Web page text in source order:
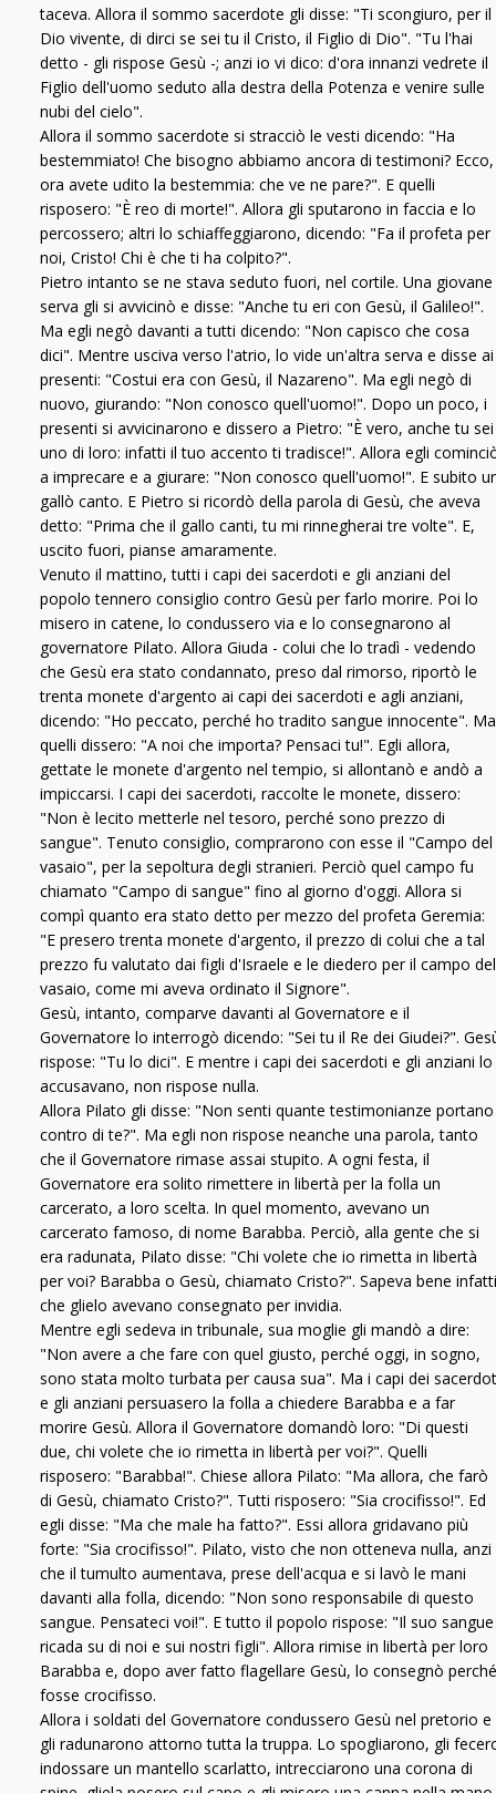
taceva. Allora il sommo sacerdote gli disse: "Ti scongiuro, per il
Dio vivente, di dirci se sei tu il Cristo, il Figlio di Dio". "Tu l'hai
detto - gli rispose Gesù -; anzi io vi dico: d'ora innanzi vedrete il
Figlio dell'uomo seduto alla destra della Potenza e venire sulle
nubi del cielo".
Allora il sommo sacerdote si stracciò le vesti dicendo: "Ha
bestemmiato! Che bisogno abbiamo ancora di testimoni? Ecco,
ora avete udito la bestemmia: che ve ne pare?". E quelli
risposero: "È reo di morte!". Allora gli sputarono in faccia e lo
percossero; altri lo schiaffeggiarono, dicendo: "Fa il profeta per
noi, Cristo! Chi è che ti ha colpito?".
Pietro intanto se ne stava seduto fuori, nel cortile. Una giovane
serva gli si avvicinò e disse: "Anche tu eri con Gesù, il Galileo!".
Ma egli negò davanti a tutti dicendo: "Non capisco che cosa
dici". Mentre usciva verso l'atrio, lo vide un'altra serva e disse ai
presenti: "Costui era con Gesù, il Nazareno". Ma egli negò di
nuovo, giurando: "Non conosco quell'uomo!". Dopo un poco, i
presenti si avvicinarono e dissero a Pietro: "È vero, anche tu sei
uno di loro: infatti il tuo accento ti tradisce!". Allora egli
a imprecare e a giurare: "Non conosco quell'uomo!". E subito
gallò canto. E Pietro si ricordò della parola di Gesù, che aveva
detto: "Prima che il gallo canti, tu mi rinnegherai tre volte". E,
uscito fuori, pianse amaramente.
Venuto il mattino, tutti i capi dei sacerdoti e gli anziani del
popolo tennero consiglio contro Gesù per farlo morire. Poi lo
misero in catene, lo condussero via e lo consegnarono al
governatore Pilato. Allora Giuda - colui che lo tradì - vedendo
che Gesù era stato condannato, preso dal rimorso, riportò le
trenta monete d'argento ai capi dei sacerdoti e agli anziani,
dicendo: "Ho peccato, perché ho tradito sangue innocente". Ma
quelli dissero: "A noi che importa? Pensaci tu!". Egli allora,
gettate le monete d'argento nel tempio, si allontanò e andò a
impiccarsi. I capi dei sacerdoti, raccolte le monete, dissero:
"Non è lecito metterle nel tesoro, perché sono prezzo di
sangue". Tenuto consiglio, comprarono con esse il "Campo del
vasaio", per la sepoltura degli stranieri. Perciò quel campo fu
chiamato "Campo di sangue" fino al giorno d'oggi. Allora si
compì quanto era stato detto per mezzo del profeta Geremia:
"E presero trenta monete d'argento, il prezzo di colui che a tal
prezzo fu valutato dai figli d'Israele e le diedero per il campo del
vasaio, come mi aveva ordinato il Signore".
Gesù, intanto, comparve davanti al Governatore e il
Governatore lo interrogò dicendo: "Sei tu il Re dei Giudei?".
rispose: "Tu lo dici". E mentre i capi dei sacerdoti e gli anziani lo
accusavano, non rispose nulla.
Allora Pilato gli disse: "Non senti quante testimonianze portano
contro di te?". Ma egli non rispose neanche una parola, tanto
che il Governatore rimase assai stupito. A ogni festa, il
Governatore era solito rimettere in libertà per la folla un
carcerato, a loro scelta. In quel momento, avevano un
carcerato famoso, di nome Barabba. Perciò, alla gente che si
era radunata, Pilato disse: "Chi volete che io rimetta in libertà
per voi? Barabba o Gesù, chiamato Cristo?". Sapeva bene infatti
che glielo avevano consegnato per invidia.
Mentre egli sedeva in tribunale, sua moglie gli mandò a dire:
"Non avere a che fare con quel giusto, perché oggi, in sogno,
sono stata molto turbata per causa sua". Ma i capi dei
e gli anziani persuasero la folla a chiedere Barabba e a far
morire Gesù. Allora il Governatore domandò loro: "Di questi
due, chi volete che io rimetta in libertà per voi?". Quelli
risposero: "Barabba!". Chiese allora Pilato: "Ma allora, che farò
di Gesù, chiamato Cristo?". Tutti risposero: "Sia crocifisso!". Ed
egli disse: "Ma che male ha fatto?". Essi allora gridavano più
forte: "Sia crocifisso!". Pilato, visto che non otteneva nulla, anzi
che il tumulto aumentava, prese dell'acqua e si lavò le mani
davanti alla folla, dicendo: "Non sono responsabile di questo
sangue. Pensateci voi!". E tutto il popolo rispose: "Il suo sangue
ricada su di noi e sui nostri figli". Allora rimise in libertà per loro
Barabba e, dopo aver fatto flagellare Gesù, lo consegnò perché
fosse crocifisso.
Allora i soldati del Governatore condussero Gesù nel pretorio e
gli radunarono attorno tutta la truppa. Lo spogliarono, gli
indossare un mantello scarlatto, intrecciarono una corona di